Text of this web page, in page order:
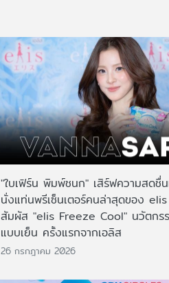
"ใบเฟิร์น พิมพ์ชนก" เสิร์ฟความสดชื่
นั่งแท่นพรีเซ็นเตอร์คนล่าสุดของ
สัมผัส "elis Freeze Cool" นวัตกร
แบบเย็น ครั้งแรกจากเอลิส
26 กรกฎาคม 2026